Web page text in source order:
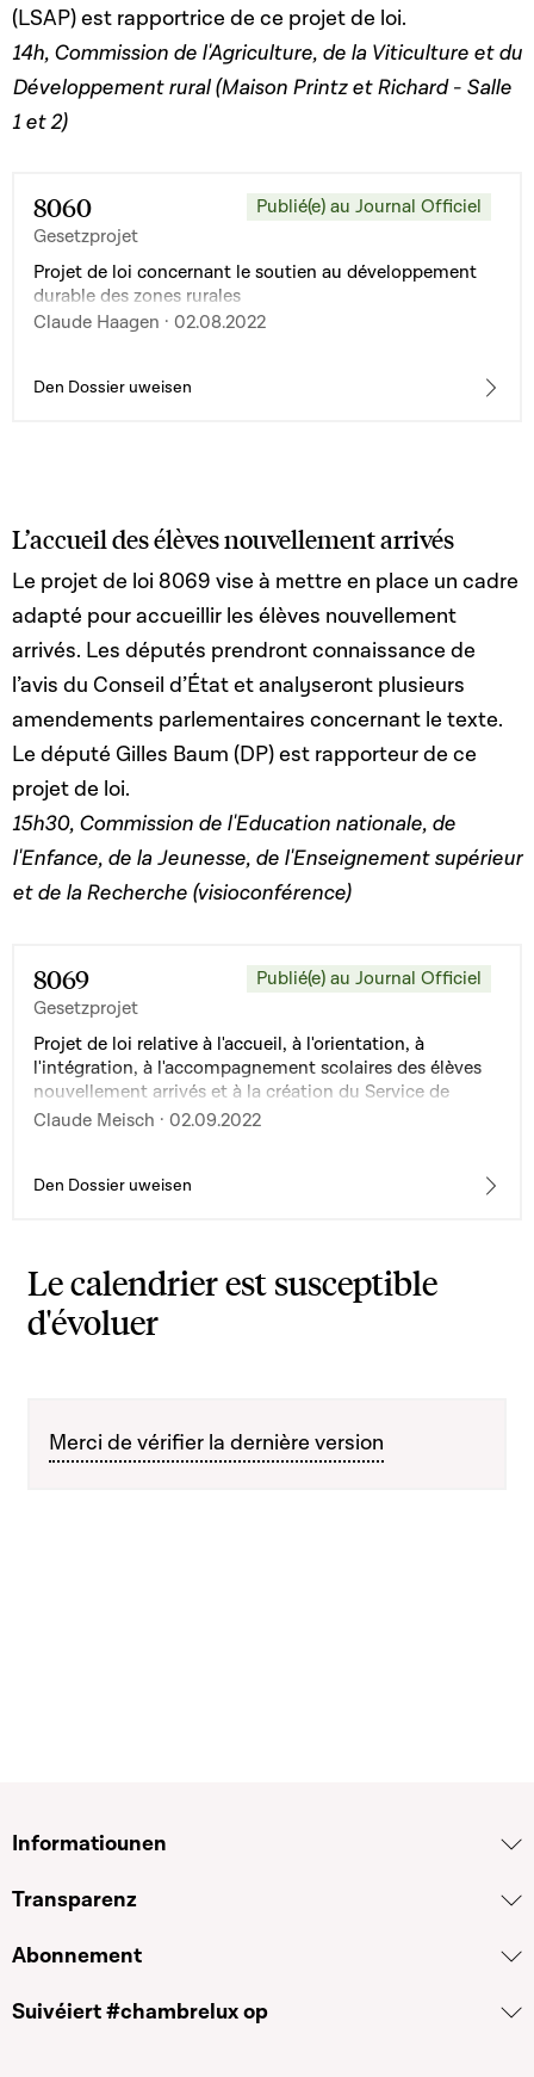
(LSAP) est rapportrice de ce projet de loi.
14h, Commission de l'Agriculture, de la Viticulture et du
Développement rural (Maison Printz et Richard - Salle
1 et 2)
8060
Gesetzprojet
Publié(e) au Journal Officiel
Projet de loi concernant le soutien au développement
durable des zones rurales
Claude Haagen · 02.08.2022
Den Dossier uweisen
L’accueil des élèves nouvellement arrivés
Le projet de loi 8069 vise à mettre en place un cadre
adapté pour accueillir les élèves nouvellement
arrivés. Les députés prendront connaissance de
l’avis du Conseil d’État et analyseront plusieurs
amendements parlementaires concernant le texte.
Le député Gilles Baum (DP) est rapporteur de ce
projet de loi.
15h30, Commission de l'Education nationale, de
l'Enfance, de la Jeunesse, de l'Enseignement supérieur
et de la Recherche (visioconférence)
8069
Gesetzprojet
Publié(e) au Journal Officiel
Projet de loi relative à l'accueil, à l'orientation, à
l'intégration, à l'accompagnement scolaires des élèves
nouvellement arrivés et à la création du Service de
l'intégration et de l'accueil scolaires et modifiant : 1° la
organisation de l'enseignement fondamental
Claude Meisch · 02.09.2022
Den Dossier uweisen
Le calendrier est susceptible
d'évoluer
Merci de vérifier la dernière version
Informatiounen
Transparenz
Abonnement
Suivéiert #chambrelux op